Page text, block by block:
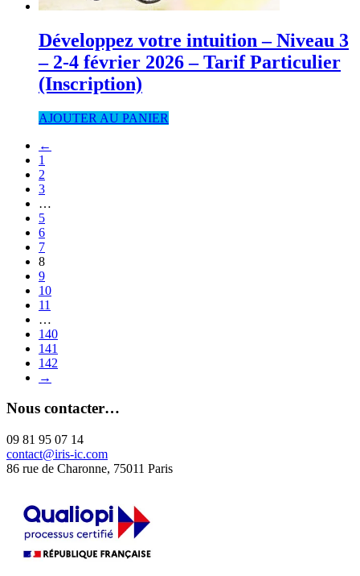
Développez votre intuition – Niveau 3
– 2-4 février 2026 – Tarif Particulier
(Inscription)
AJOUTER AU PANIER
←
1
2
3
…
5
6
7
8
9
10
11
…
140
141
142
→
Nous contacter…
09 81 95 07 14
contact@iris-ic.com
86 rue de Charonne, 75011 Paris